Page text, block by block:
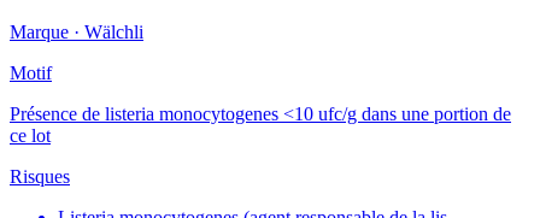
Marque · Wälchli
Motif
Présence de listeria monocytogenes <10 ufc/g dans une portion de
ce lot
Risques